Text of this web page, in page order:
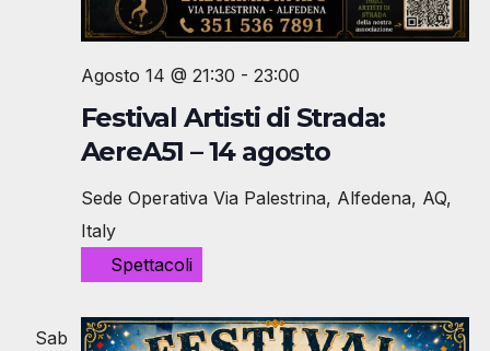
Festival Artisti di Strada:
AereA51 – 14 agosto
Agosto 14 @ 21:30 - 23:00
Sede Operativa Via Palestrina, Alfedena, AQ,
Italy
Spettacoli
Sab